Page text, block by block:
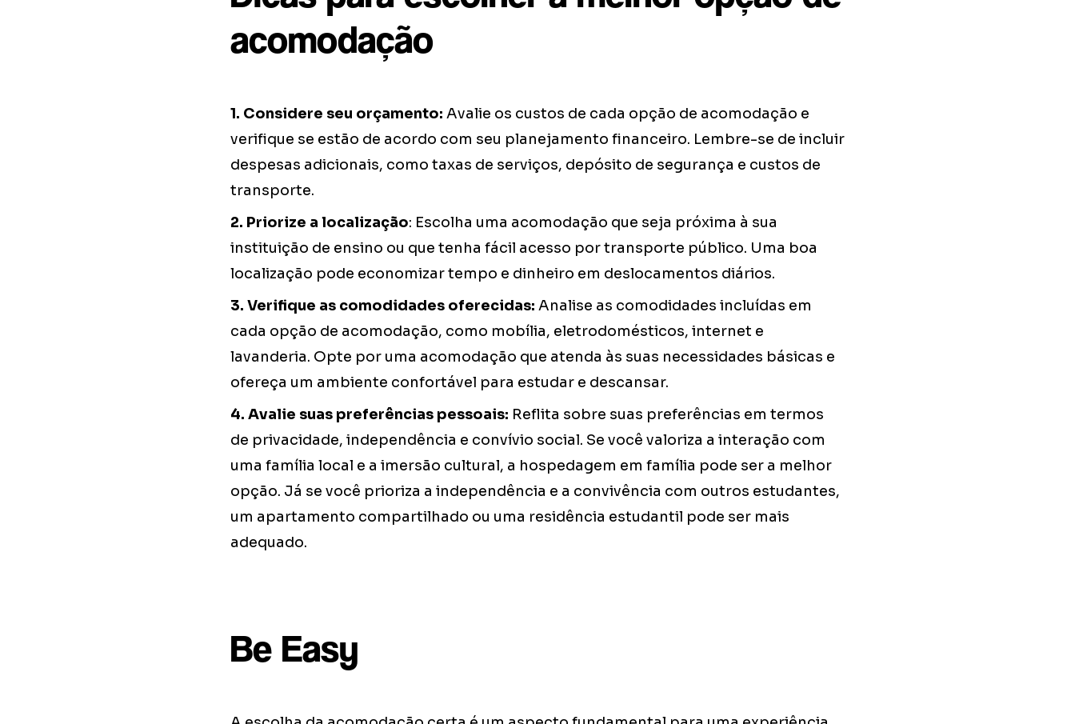
acomodação
1. Considere seu orçamento: Avalie os custos de cada opção de acomodação e
verifique se estão de acordo com seu planejamento financeiro. Lembre-se de incluir
despesas adicionais, como taxas de serviços, depósito de segurança e custos de
transporte.
2. Priorize a localização: Escolha uma acomodação que seja próxima à sua
instituição de ensino ou que tenha fácil acesso por transporte público. Uma boa
localização pode economizar tempo e dinheiro em deslocamentos diários.
3. Verifique as comodidades oferecidas: Analise as comodidades incluídas em
cada opção de acomodação, como mobília, eletrodomésticos, internet e
lavanderia. Opte por uma acomodação que atenda às suas necessidades básicas e
ofereça um ambiente confortável para estudar e descansar.
4. Avalie suas preferências pessoais: Reflita sobre suas preferências em termos
de privacidade, independência e convívio social. Se você valoriza a interação com
uma família local e a imersão cultural, a hospedagem em família pode ser a melhor
opção. Já se você prioriza a independência e a convivência com outros estudantes,
um apartamento compartilhado ou uma residência estudantil pode ser mais
adequado.
Be Easy